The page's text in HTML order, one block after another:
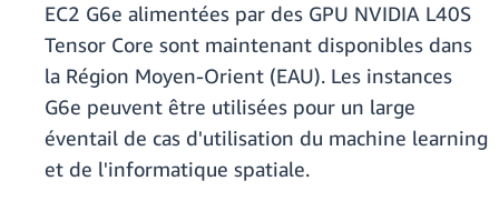
EC2 G6e alimentées par des GPU NVIDIA L40S
Tensor Core sont maintenant disponibles dans
la Région Moyen-Orient (EAU). Les instances
G6e peuvent être utilisées pour un large
éventail de cas d'utilisation du machine learning
et de l'informatique spatiale.